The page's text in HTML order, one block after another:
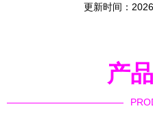
更新时间：
产